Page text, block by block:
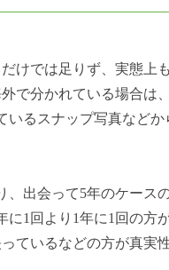
けでは足りず、実態上
で分かれている場合は
いるスナップ写真など
、出会って5年のケー
1回より1年に1回の
ているなどの方が真実